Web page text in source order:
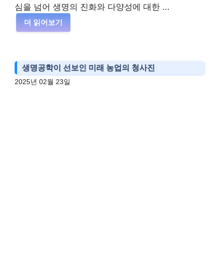
심을 넘어 생명의 진화와 다양성에 대한 ...
더 읽어보기
생명공학이 선보인 미래 농업의 청사진
2025년 02월 23일